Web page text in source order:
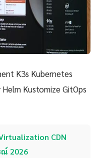
K3s Kubernetes
Kustomize GitOps
CDN
2026